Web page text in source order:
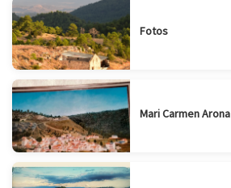
Fotos
Mari Carmen Arona